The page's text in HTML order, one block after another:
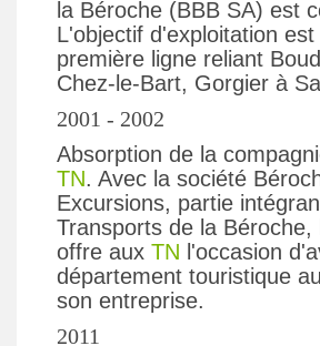
la Béroche (BBB SA) est
L'objectif d'exploitation est
première ligne reliant
Chez-le-Bart, Gorgier à
2001 - 2002
Absorption de la
TN. Avec la société
Excursions, partie
Transports de la Béroche,
offre aux TN l'occasion
département touristique
son entreprise.
2011